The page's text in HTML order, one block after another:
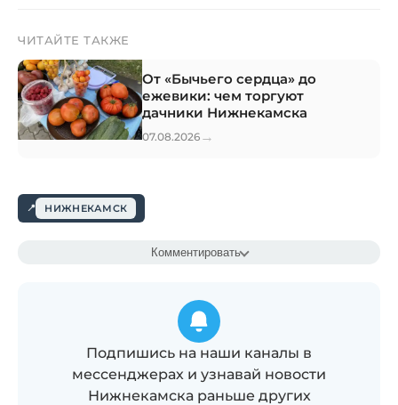
ЧИТАЙТЕ ТАКЖЕ
От «Бычьего сердца» до
ежевики: чем торгуют
дачники Нижнекамска
07.08.2026 →
НИЖНЕКАМСК
Комментировать
Подпишись на наши каналы в
мессенджерах и узнавай новости
Нижнекамска раньше других